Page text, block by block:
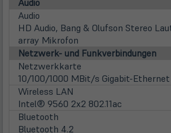
Audio
Audio
HD Audio, Bang & Olufson Stereo
array Mikrofon
Netzwerk- und Funkverbindungen
Netzwerkkarte
10/100/1000 MBit/s Gigabit-
Wireless LAN
Intel® 9560 2x2 802.11ac
Bluetooth
Bluetooth 4.2